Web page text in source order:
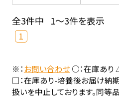
全3件中 1～3件を表示
1
※：お問い合わせ○：在庫あり
□：在庫あり-培養後お届け納
扱いを中止しております。同等